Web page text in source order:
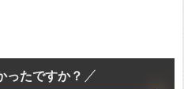
ったですか？